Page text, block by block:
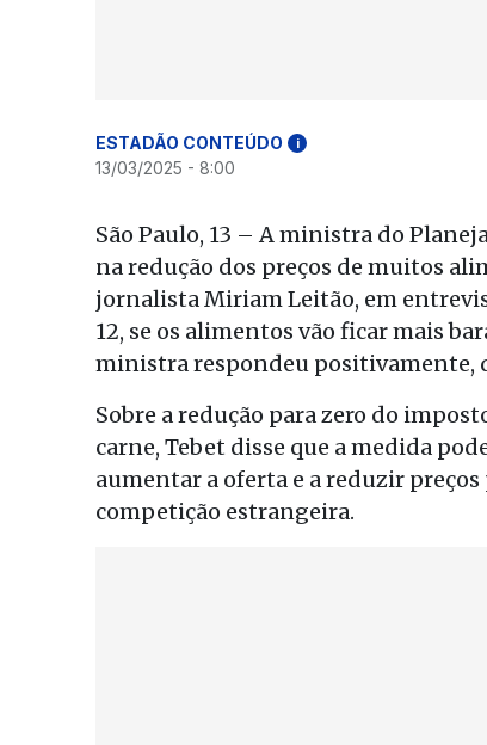
ESTADÃO CONTEÚDO i
13/03/2025 - 8:00
São Paulo, 13 – A ministra do
na redução dos preços de muitos
jornalista Miriam Leitão, em
12, se os alimentos vão ficar mais
ministra respondeu positivamente,
Sobre a redução para zero do
carne, Tebet disse que a medida
aumentar a oferta e a reduzir
competição estrangeira.